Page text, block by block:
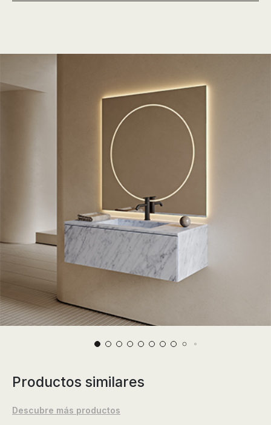
Productos similares
Descubre más productos